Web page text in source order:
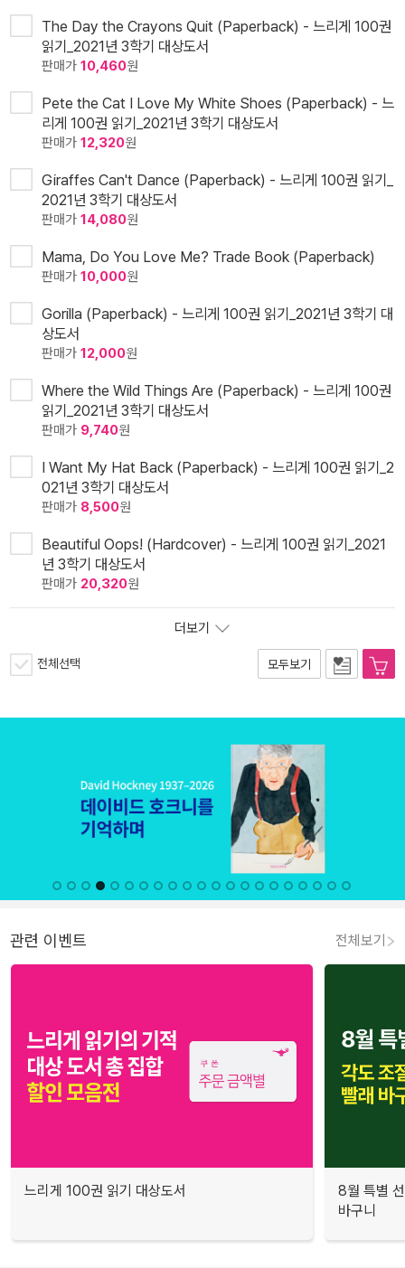
The Day the Crayons Quit (Paperback) - 느리게 100권
읽기_2021년 3학기 대상도서
판매가 10,460원
Pete the Cat I Love My White Shoes (Paperback) - 느
리게 100권 읽기_2021년 3학기 대상도서
판매가 12,320원
Giraffes Can't Dance (Paperback) - 느리게 100권 읽기_
2021년 3학기 대상도서
판매가 14,080원
Mama, Do You Love Me? Trade Book (Paperback)
판매가 10,000원
Gorilla (Paperback) - 느리게 100권 읽기_2021년 3학기 대
상도서
판매가 12,000원
Where the Wild Things Are (Paperback) - 느리게 100권
읽기_2021년 3학기 대상도서
판매가 9,740원
I Want My Hat Back (Paperback) - 느리게 100권 읽기_2
021년 3학기 대상도서
판매가 8,500원
Beautiful Oops! (Hardcover) - 느리게 100권 읽기_2021
년 3학기 대상도서
판매가 20,320원
더보기
전체선택 모두보기
관련 이벤트 전체보기
느리게 100권 읽기 대상도서
8월 특별
바구니